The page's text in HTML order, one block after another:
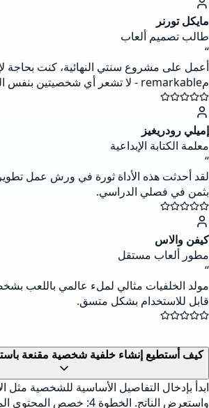
مايكل تورنر
طالب تصميم ألعاب
“
مremarkable - لا تشعر أي شخصيتين بنفس الشعور.
إميلي رودريغيز
معلمة الكتابة الإبداعية
“
لقد أحدثت هذه الأداة ثورة في ورش عمل
بثمن في فصلي الدراسي.
كيفن والاس
مطور ألعاب مستقل
“
مولد الخلفيات مثالي لملء عالمي باللعب
قابل للاستخدام بشكل متسق.
كيف أستطيع إنشاء خلفية شخصية مقنعة
واستعرض الناتج. الخطوة 4: خصص المحتوى المولد بإضافة لمسات شخصية أو تعديل التفاصيل لتتناسب مع مفهوم شخصيتك. يمكنك إنشاء نسخ متعددة حتى تجد الأنسب.